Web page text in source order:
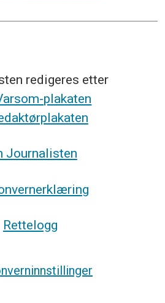
redigeres etter
plakaten
Journalisten
Rettelogg